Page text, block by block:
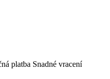
platba Snadné vracení